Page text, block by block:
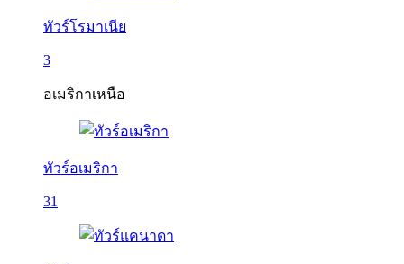
ทัวร์โรมาเนีย
3
อเมริกาเหนือ
ทัวร์อเมริกา
31